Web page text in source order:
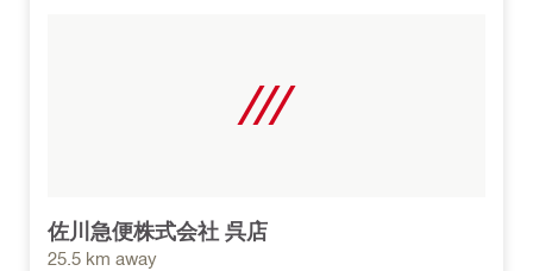
佐川急便株式会社 呉店
25.5 km away